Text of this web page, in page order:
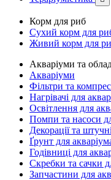
Корм для риб
Сухий корм для
Живий корм для
Акваріуми та
Акваріуми
Фільтри та
Нагрівачі для
Освітлення для
Помпи та насоси
Декорації та
Ґрунт для
Годівниці для
Скребки та сачки
Запчастини для